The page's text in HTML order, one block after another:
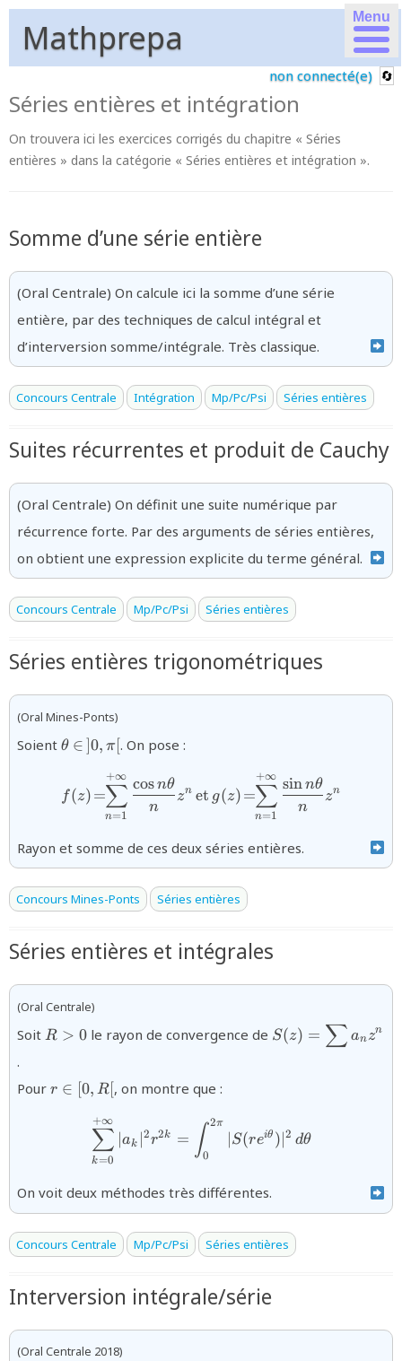
Menu
Mathprepa
non connecté(e)
Séries entières et intégration
On trouvera ici les exercices corrigés du chapitre « Séries
entières » dans la catégorie « Séries entières et intégration ».
Somme d’une série entière
(Oral Centrale) On calcule ici la somme d’une série
entière, par des techniques de calcul intégral et
d’interversion somme/intégrale. Très classique.
Concours Centrale Intégration Mp/Pc/Psi Séries entières
Suites récurrentes et produit de Cauchy
(Oral Centrale) On définit une suite numérique par
récurrence forte. Par des arguments de séries entières,
on obtient une expression explicite du terme général.
Concours Centrale Mp/Pc/Psi Séries entières
Séries entières trigonométriques
(Oral Mines-Ponts)
Soient {\theta
\in\,]0,\pi[}
θ ∈]0, π[. On pose :
f(z)=
n=1
∑
+∞
n
cos nθ
zn et g(z)=
n=1
∑
+∞
n
sinnθ
zn
Rayon et somme de ces deux séries entières.
Concours Mines-Ponts Séries entières
Séries entières et intégrales
(Oral Centrale)
Soit {R>0}
R > 0le rayon de convergence de
a_{n}z^{n}}
S(z) = ∑ an zn
.
Pour {r\in
\lbrack
r ∈ [0, R[, on montre que :
k=0
∑
+∞
ak
2r2k = ∫0
2π
S(reiθ ) 2 dθ
On voit deux méthodes très différentes.
Concours Centrale Mp/Pc/Psi Séries entières
Interversion intégrale/série
(Oral Centrale 2018)